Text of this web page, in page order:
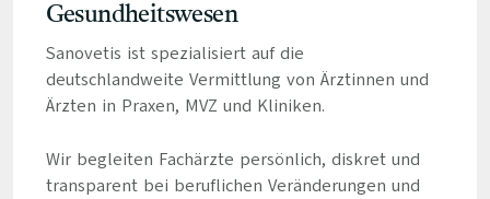
Gesundheitswesen
Sanovetis ist spezialisiert auf die
deutschlandweite Vermittlung von Ärztinnen und
Ärzten in Praxen, MVZ und Kliniken.
Wir begleiten Fachärzte persönlich, diskret und
transparent bei beruflichen Veränderungen und